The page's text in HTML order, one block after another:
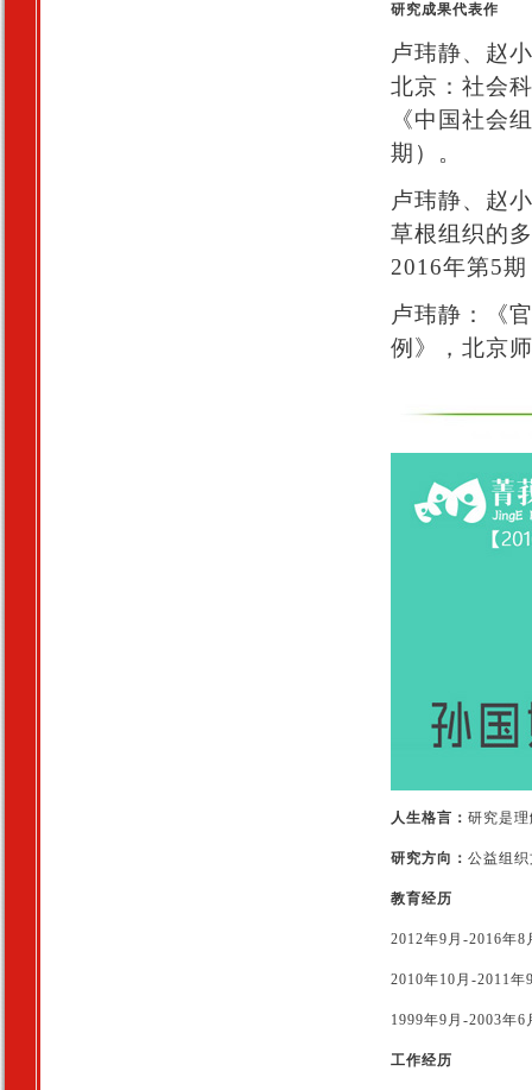
研究成果代表作
卢玮静、赵
北京：社会
《中国社会
期）。
卢玮静、赵
草根组织的
2016年第5
卢玮静：《
例》，北京
人生格言： 研究是
研究方向： 公益组
教育经历
2012年9月-2016年
2010年10月-2011
1999年9月-2003年
工作经历